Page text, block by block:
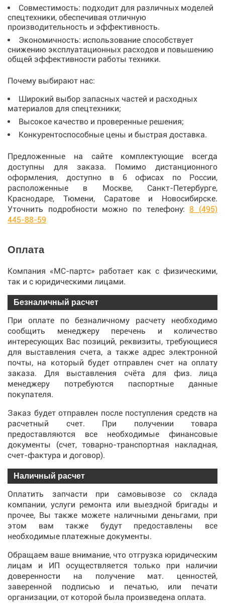
Совместимость: подходит для различных моделей
спецтехники, обеспечивая отличную
производительность и эффективность.
Экономичность: использование способствует
снижению эксплуатационных расходов и повышению
общей эффективности работы техники.
Почему выбирают нас:
Широкий выбор запасных частей и расходных
материалов для спецтехники;
Высокое качество и проверенные решения;
Конкурентоспособные цены и быстрая доставка.
Предложенные на сайте комплектующие всегда
доступны для заказа. Помимо дистанционного
оформления, доступно в 6 офисах по России,
расположенные в Москве, Санкт-Петербурге,
Краснодаре, Тюмени, Саратове и Новосибирске.
Уточнить подробности можно по телефону: 8 (495)
445-88-59
Оплата
Компания «МС-партс» работает как с физическими,
так и с юридическими лицами.
Безналичный расчет
При оплате по безналичному расчету необходимо
сообщить менеджеру перечень и количество
интересующих Вас позиций, реквизиты, требующиеся
для выставления счета, а также адрес электронной
почты, на который будет отправлен счет на оплату
заказа. Для выставления счёта для физ. лица
менеджеру потребуются паспортные данные
покупателя.
Заказ будет отправлен после поступления средств на
расчетный счет. При получении товара
предоставляются все необходимые финансовые
документы (счет, товарно-транспортная накладная,
счет-фактура и договор).
Наличный расчет
Оплатить запчасти при самовывозе со склада
компании, услуги ремонта или выездной бригады и
прочее, Вы также можете наличными деньгами, при
этом вам также будут предоставлены все
необходимые платежные документы.
Обращаем ваше внимание, что отгрузка юридическим
лицам и ИП осуществляется только при наличии
доверенности на получение мат. ценностей,
заверенной подписью и печатью, или печати
организации, от которой была произведена оплата.